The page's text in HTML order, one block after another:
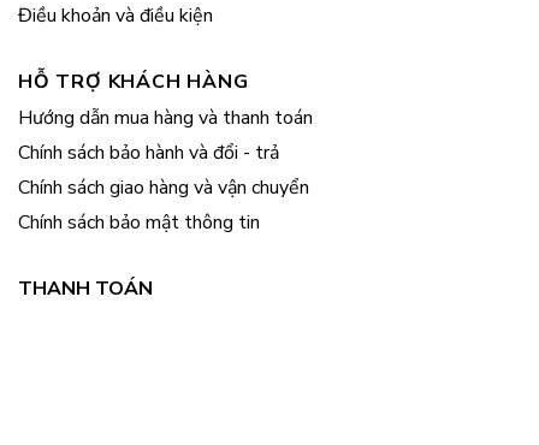
Điều khoản và điều kiện
HỖ TRỢ KHÁCH HÀNG
Hướng dẫn mua hàng và thanh toán
Chính sách bảo hành và đổi - trả
Chính sách giao hàng và vận chuyển
Chính sách bảo mật thông tin
THANH TOÁN